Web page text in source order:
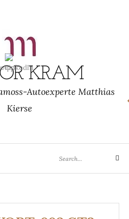
KRAM
Autoexperte Matthias
Kierse
for:
Search